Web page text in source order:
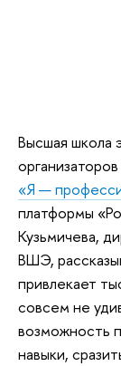
Высшая школа
«Я —
платформы
Кузьмичева,
ВШЭ,
привлекает
совсем не
возможность
навыки,